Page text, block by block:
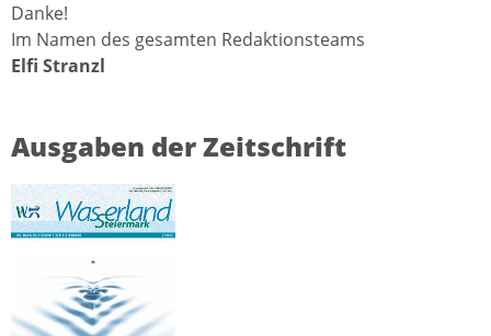
Danke!
Im Namen des gesamten Redaktionsteams
Elfi Stranzl
Ausgaben der Zeitschrift